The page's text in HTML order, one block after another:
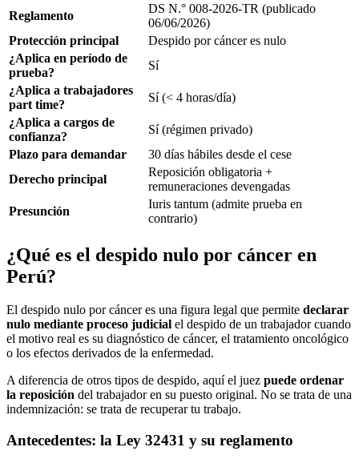
Reglamento
DS N.° 008-2026-TR (publicado
06/06/2026)
Protección principal
Despido por cáncer es nulo
¿Aplica en período de
prueba?
Sí
¿Aplica a trabajadores
part time?
Sí (< 4 horas/día)
¿Aplica a cargos de
confianza?
Sí (régimen privado)
Plazo para demandar
30 días hábiles desde el cese
Derecho principal
Reposición obligatoria +
remuneraciones devengadas
Presunción
Iuris tantum (admite prueba en
contrario)
¿Qué es el despido nulo por cáncer en
Perú?
El despido nulo por cáncer es una figura legal que permite declarar
nulo mediante proceso judicial el despido de un trabajador cuando
el motivo real es su diagnóstico de cáncer, el tratamiento oncológico
o los efectos derivados de la enfermedad.
A diferencia de otros tipos de despido, aquí el juez puede ordenar
la reposición del trabajador en su puesto original. No se trata de una
indemnización: se trata de recuperar tu trabajo.
Antecedentes: la Ley 32431 y su reglamento